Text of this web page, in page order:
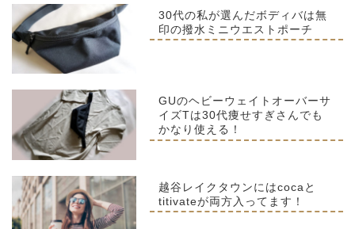
30代の私が選んだボディバは無
印の撥水ミニウエストポーチ
GUのヘビーウェイトオーバーサ
イズTは30代痩せすぎさんでも
かなり使える！
越谷レイクタウンにはcocaと
titivateが両方入ってます！